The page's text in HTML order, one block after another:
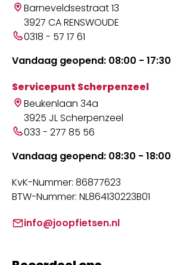
Barneveldsestraat 13
3927 CA RENSWOUDE
0318 - 57 17 61
Vandaag geopend: 08:00 - 17:30
Servicepunt Scherpenzeel
Beukenlaan 34a
3925 JL Scherpenzeel
033 - 277 85 56
Vandaag geopend: 08:30 - 18:00
KvK-Nummer: 86877623
BTW-Nummer: NL864130223B01
info@joopfietsen.nl